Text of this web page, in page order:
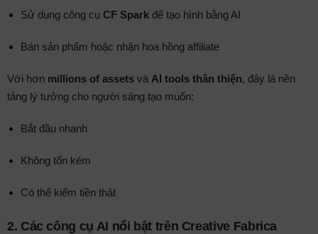
Sử dụng công cụ CF Sparkđể tạo hình bằng AI
Bán sản phẩm hoặc nhận hoa hồng affiliate
Với hơn millions of assets và AI tools thân thiện, đây là nền
tảng lý tưởng cho người sáng tạo muốn:
Bắt đầu nhanh
Không tốn kém
Có thể kiếm tiền thật
2. Các công cụ AI nổi bật trên Creative Fabrica